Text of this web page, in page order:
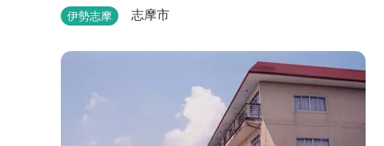
美しい空間が待っています。 チェックイン後は『ハ
贅沢に使用した「三重ブランドBBQプラン」や、1人
前350ｇと食べ応えのあるお肉を用意した「肉盛りプ
ラン」などからお選びできます。...
伊勢志摩 志摩市